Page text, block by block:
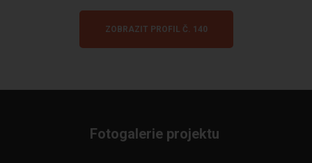
ZOBRAZIT PROFIL Č. 140
Fotogalerie projektu